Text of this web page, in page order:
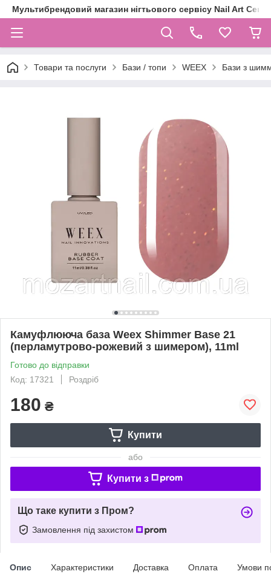
Мультибрендовий магазин нігтьового сервісу Nail Art
Товари та послуги Бази / топи WEEX Бази з
Камуфлююча база Weex Shimmer Base 21
(перламутрово-рожевий з шимером), 11ml
Готово до відправки
Код: 17321
Роздріб
180 ₴
Купити
або
Купити з
Що таке купити з Пром?
Замовлення під захистом
Опис Характеристики Доставка Оплата Умови